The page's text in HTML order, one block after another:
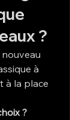
?
à
à la place
?